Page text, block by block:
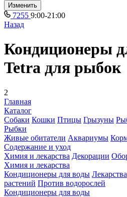
Изменить
7255 9:00-21:00
Назад
Кондиционеры
Tetra для рыбок
2
Главная
Каталог
Собаки Кошки Птицы Грызуны
Рыбки
Живые обитатели Аквариумы
Содержание и уход
Химия и лекарства Декорации
Химия и лекарства
Кондиционеры для воды Лекарства
растений Против водорослей
Кондиционеры для воды